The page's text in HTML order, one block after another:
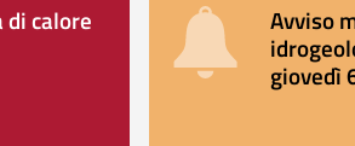
calore Avviso
giovedì